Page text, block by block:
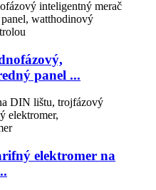
panel ...
elektromer na